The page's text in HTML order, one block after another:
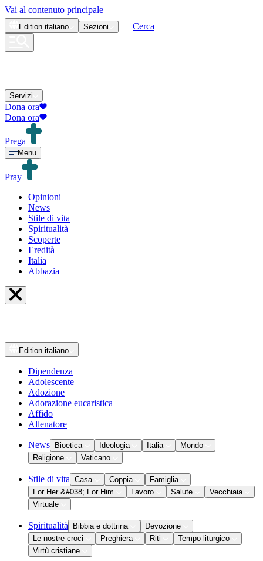
Vai al contenuto principale
Edition italiano Sezioni Cerca
Servizi
Dona ora
Dona ora
Prega
Menu
Pray
Opinioni
News
Stile di vita
Spiritualità
Scoperte
Eredità
Italia
Abbazia
Edition italiano
Dipendenza
Adolescente
Adozione
Adorazione eucaristica
Affido
Allenatore
News Bioetica Ideologia Italia
Mondo
Religione
Vaticano
Stile di vita Casa Coppia
Famiglia
For Her &#038; For Him
Lavoro Salute
Vecchiaia
Virtuale
Spiritualità Bibbia e dottrina
Devozione
Le nostre croci
Preghiera Riti
Tempo liturgico
Virtù cristiane